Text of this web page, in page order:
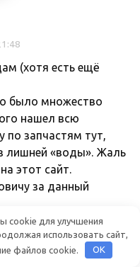
(хотя есть ещё
было множество
нашел всю
запчастям тут,
лишней «воды». Жаль
этот сайт.
за данный
cookie для улучшения
использовать сайт,
файлов cookie.
OK